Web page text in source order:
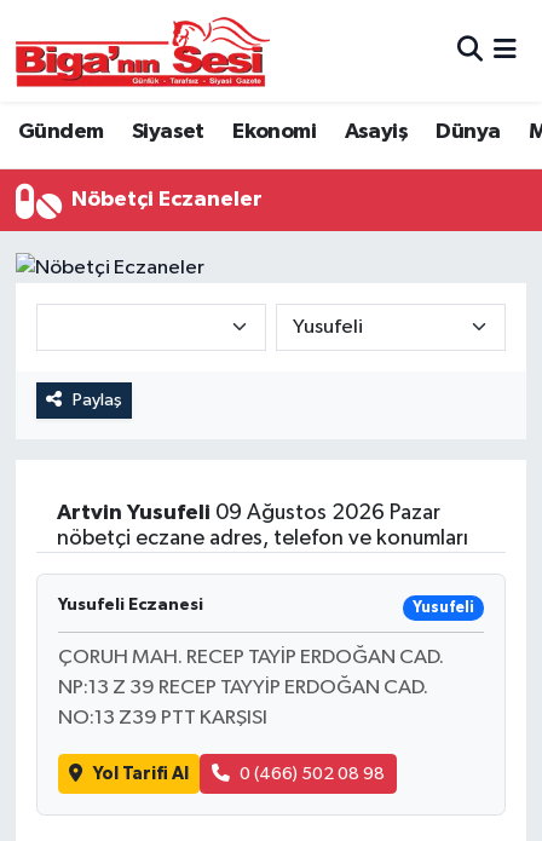
Gündem Siyaset Ekonomi Asayiş Dünya
Nöbetçi Eczaneler
Paylaş
Artvin Yusufeli 09 Ağustos 2026 Pazar
nöbetçi eczane adres, telefon ve konumları
Yusufeli Eczanesi Yusufeli
ÇORUH MAH. RECEP TAYİP ERDOĞAN CAD.
NP:13 Z 39 RECEP TAYYİP ERDOĞAN CAD.
NO:13 Z39 PTT KARŞISI
Yol Tarifi Al 0 (466) 502 08 98
Asayiş
Belde ve Köyler
Belediye
Eğitim
Genel
Hava Durumu
İlan
Kültür Sanat
Çanakkale Hava Durumu
Süper Lig Puan Durumu ve Fikstür
Tüm Manşetler
Haber Arşivi